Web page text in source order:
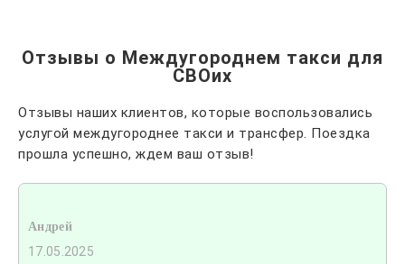
Отзывы о Междугороднем такси для
СВОих
Отзывы наших клиентов, которые воспользовались
услугой междугороднее такси и трансфер. Поездка
прошла успешно, ждем ваш отзыв!
Андрей
17.05.2025